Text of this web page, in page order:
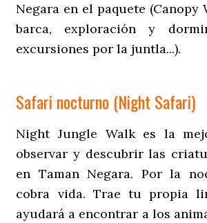
Negara en el paquete (Canopy
barca, exploración y
excursiones por la juntla...).
Safari nocturno (Night Safari)
Night Jungle Walk es la
observar y descubrir las
en Taman Negara. Por la
cobra vida. Trae tu propia
ayudará a encontrar a los